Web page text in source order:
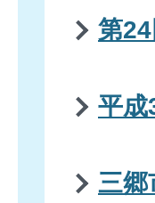
第
平成
三郷